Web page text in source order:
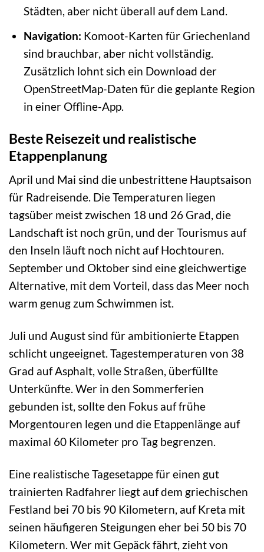
Städten, aber nicht überall auf dem Land.
Navigation: Komoot-Karten für Griechenland
sind brauchbar, aber nicht vollständig.
Zusätzlich lohnt sich ein Download der
OpenStreetMap-Daten für die geplante Region
in einer Offline-App.
Beste Reisezeit und realistische
Etappenplanung
April und Mai sind die unbestrittene Hauptsaison
für Radreisende. Die Temperaturen liegen
tagsüber meist zwischen 18 und 26 Grad, die
Landschaft ist noch grün, und der Tourismus auf
den Inseln läuft noch nicht auf Hochtouren.
September und Oktober sind eine gleichwertige
Alternative, mit dem Vorteil, dass das Meer noch
warm genug zum Schwimmen ist.
Juli und August sind für ambitionierte Etappen
schlicht ungeeignet. Tagestemperaturen von 38
Grad auf Asphalt, volle Straßen, überfüllte
Unterkünfte. Wer in den Sommerferien
gebunden ist, sollte den Fokus auf frühe
Morgentouren legen und die Etappenlänge auf
maximal 60 Kilometer pro Tag begrenzen.
Eine realistische Tagesetappe für einen gut
trainierten Radfahrer liegt auf dem griechischen
Festland bei 70 bis 90 Kilometern, auf Kreta mit
seinen häufigeren Steigungen eher bei 50 bis 70
Kilometern. Wer mit Gepäck fährt, zieht von